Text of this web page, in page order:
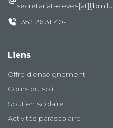
secretariat-eleves[at]ljbm.lu
+352 26 31 40-1
Liens
Offre d'enseignement
Cours du soir
Soutien scolaire
Activités parascolaire